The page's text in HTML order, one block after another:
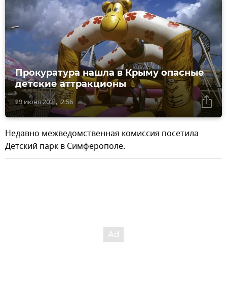
29 июня 2021, 12:56
Прокуратура нашла в Крыму опасные
детские аттракционы
Недавно межведомственная комиссия посетила
Детский парк в Симферополе.